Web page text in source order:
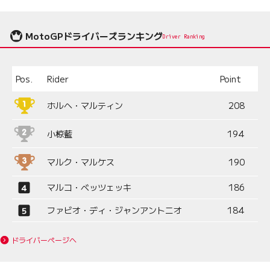
MotoGPドライバーズランキングDriver Ranking
Pos. Rider Point
ホルヘ・マルティン 208
小椋藍 194
マルク・マルケス 190
マルコ・ベッツェッキ
186
ファビオ・ディ・ジャンアントニオ
184
ドライバーページへ